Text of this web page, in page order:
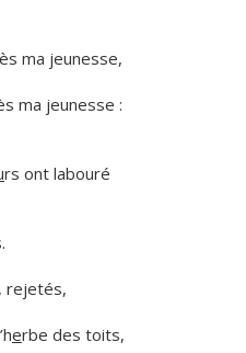
ma jeunesse,
ma jeunesse :
rs ont labouré
rejetés,
erbe des toits,